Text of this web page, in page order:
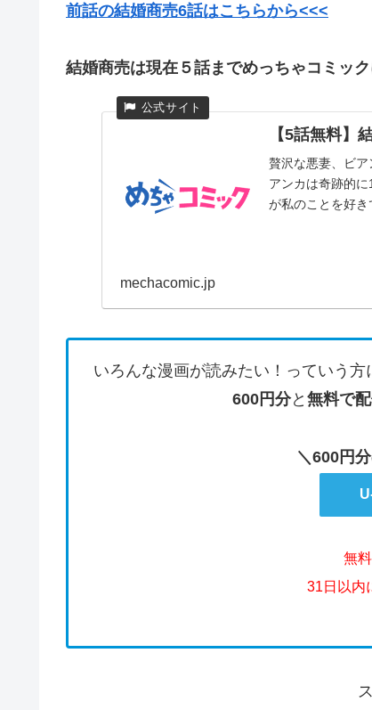
前話の結婚商売6話はこちらから<<<
結婚商売は現在５話までめっちゃコミック
【5話無料】
贅沢な悪妻、ビ
アンカは奇跡的
が私のことを好
mechacomic.jp
いろんな漫画が読みたい！っていう
600円分と 無料で
＼600円
無
31日以内